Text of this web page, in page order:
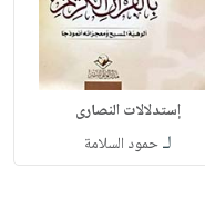
إستدلالات النصارى
لـحمود السلامة